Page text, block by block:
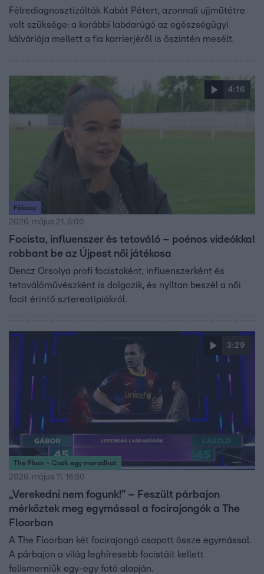
Félrediagnosztizálták Kabát Pétert, azonnali ujjműtétre
volt szüksége: a korábbi labdarúgó az egészségügyi
kálváriája mellett a fia karrierjéről is őszintén mesélt.
4:16
Fókusz
2026. május 21. 6:00
Focista, influenszer és tetováló – poénos videókkal
robbant be az Újpest női játékosa
Dencz Orsolya profi focistaként, influenszerként és
tetoválóművészként is dolgozik, és nyíltan beszél a női
focit érintő sztereotípiákról.
3:29
The Floor - Csak egy maradhat
2026. május 11. 18:50
„Verekedni nem fogunk!” – Feszült párbajon
mérkőztek meg egymással a focirajongók a The
Floorban
A The Floorban két focirajongó csapott össze egymással.
A párbajon a világ leghíresebb focistáit kellett
felismerniük egy-egy fotó alapján.